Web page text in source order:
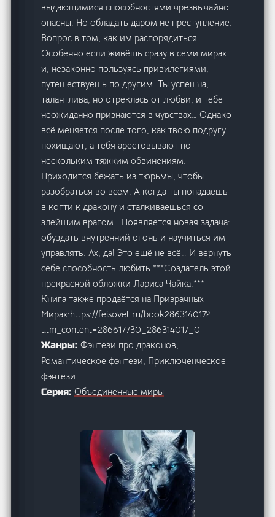
выдающимися способностями чрезвычайно
опасны. Но обладать даром не преступление.
Вопрос в том, как им распорядиться.
Особенно если живёшь сразу в семи мирах
и, незаконно пользуясь привилегиями,
путешествуешь по другим. Ты успешна,
талантлива, но отреклась от любви, и тебе
неожиданно признаются в чувствах… Однако
всё меняется после того, как твою подругу
похищают, а тебя арестовывают по
нескольким тяжким обвинениям.
Приходится бежать из тюрьмы, чтобы
разобраться во всём. А когда ты попадаешь
в когти к дракону и сталкиваешься со
злейшим врагом… Появляется новая задача:
обуздать внутренний огонь и научиться им
управлять. Ах, да! Это ещё не всё… И вернуть
себе способность любить.***Создатель этой
прекрасной обложки Лариса Чайка.***
Книга также продаётся на Призрачных
Мирах:https://feisovet.ru/book286314017?
utm_content=286617730_286314017_0
Жанры:Фэнтези про драконов,
Романтическое фэнтези, Приключенческое
фэнтези
Серия:Объединённые миры